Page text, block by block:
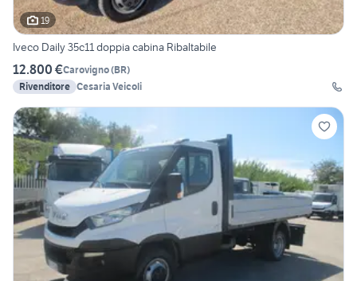
19
Iveco Daily 35c11 doppia cabina Ribaltabile
12.800 €Carovigno(BR)
Rivenditore Cesaria Veicoli